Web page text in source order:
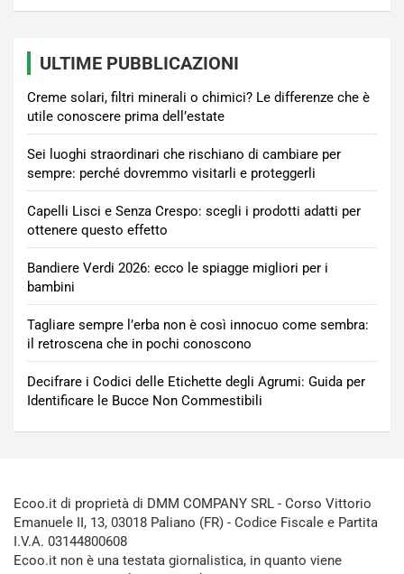
ULTIME PUBBLICAZIONI
Creme solari, filtri minerali o chimici? Le differenze che è
utile conoscere prima dell’estate
Sei luoghi straordinari che rischiano di cambiare per
sempre: perché dovremmo visitarli e proteggerli
Capelli Lisci e Senza Crespo: scegli i prodotti adatti per
ottenere questo effetto
Bandiere Verdi 2026: ecco le spiagge migliori per i
bambini
Tagliare sempre l’erba non è così innocuo come sembra:
il retroscena che in pochi conoscono
Decifrare i Codici delle Etichette degli Agrumi: Guida per
Identificare le Bucce Non Commestibili
Ecoo.it di proprietà di DMM COMPANY SRL - Corso Vittorio
Emanuele II, 13, 03018 Paliano (FR) - Codice Fiscale e Partita
I.V.A. 03144800608
Ecoo.it non è una testata giornalistica, in quanto viene